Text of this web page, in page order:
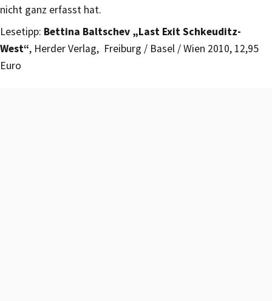
nicht ganz erfasst hat.
Lesetipp: Bettina Baltschev „Last Exit Schkeuditz-
West“, Herder Verlag, Freiburg / Basel / Wien 2010, 12,95
Euro